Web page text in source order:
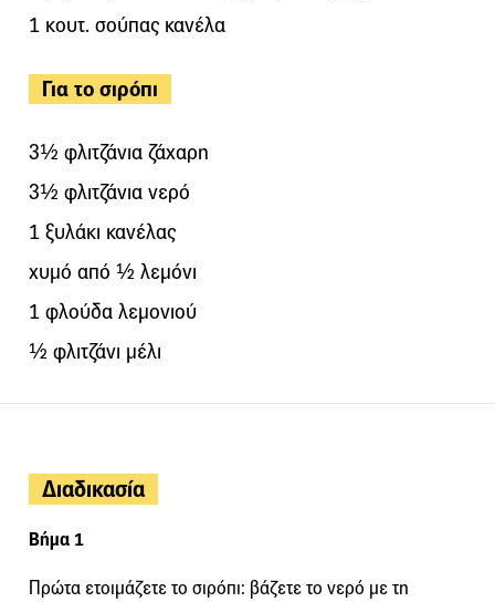
1 κουτ. σούπας κανέλα
Για το σιρόπι
3½ φλιτζάνια ζάχαρη
3½ φλιτζάνια νερό
1 ξυλάκι κανέλας
χυμό από ½ λεμόνι
1 φλούδα λεμονιού
½ φλιτζάνι μέλι
Διαδικασία
Βήμα 1
Πρώτα ετοιμάζετε το σιρόπι: βάζετε το νερό με τη